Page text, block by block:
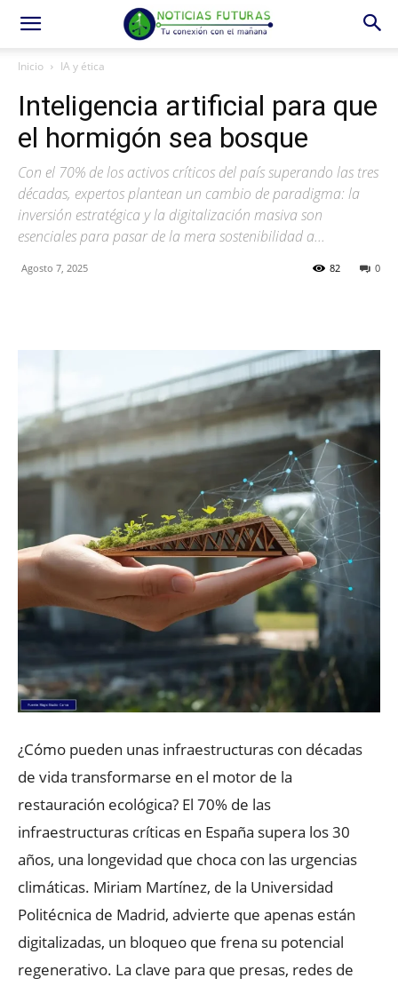
Inicio IA y ética
Inteligencia artificial para que
el hormigón sea bosque
Con el 70% de los activos críticos del país superando las tres
décadas, expertos plantean un cambio de paradigma: la
inversión estratégica y la digitalización masiva son
esenciales para pasar de la mera sostenibilidad a...
Agosto 7, 2025 0
82
¿Cómo pueden unas infraestructuras con décadas
de vida transformarse en el motor de la
restauración ecológica? El 70% de las
infraestructuras críticas en España supera los 30
años, una longevidad que choca con las urgencias
climáticas. Miriam Martínez, de la Universidad
Politécnica de Madrid, advierte que apenas están
digitalizadas, un bloqueo que frena su potencial
regenerativo. La clave para que presas, redes de